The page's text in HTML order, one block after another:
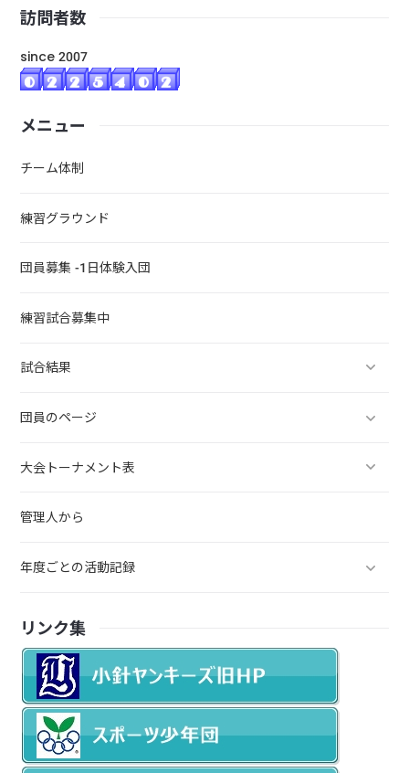
訪問者数
since 2007
メニュー
チーム体制
練習グラウンド
団員募集 -1日体験入団
練習試合募集中
試合結果
団員のページ
大会トーナメント表
管理人から
年度ごとの活動記録
リンク集